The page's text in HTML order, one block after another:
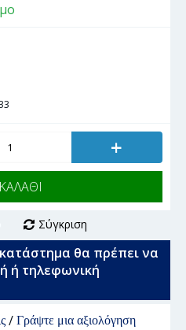
+
ΚΑΛΑΘΙ
Σύγκριση
θα πρέπει να
ή τηλεφωνική
/ Γράψτε μια αξιολόγηση